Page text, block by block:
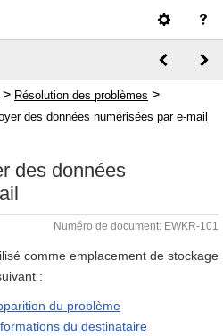
> Résolution des problèmes >
des données numérisées par e-mail
des données
Numéro de document: EWKR-101
comme emplacement de stockage
:
du problème
du destinataire